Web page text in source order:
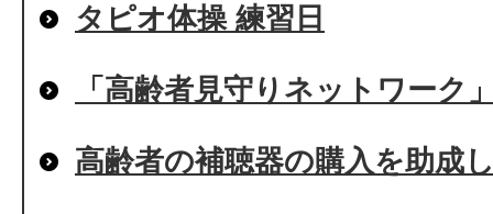
タピオ体操 練習日
「高齢者見守りネットワーク
高齢者の補聴器の購入を助成